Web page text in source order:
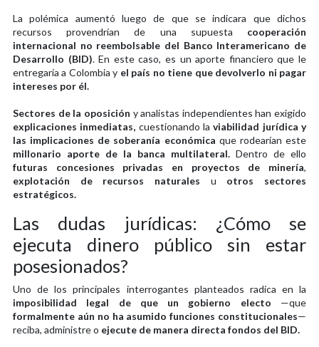
La polémica aumentó luego de que se indicara que dichos
recursos provendrían de una supuesta cooperación
internacional no reembolsable del Banco Interamericano de
Desarrollo (BID). En este caso, es un aporte financiero que le
entregaría a Colombia y el país no tiene que devolverlo ni pagar
intereses por él.
Sectores de la oposición y analistas independientes han exigido
explicaciones inmediatas, cuestionando laviabilidad jurídica y
las implicaciones de soberanía económica que rodearían este
millonario aporte de la banca multilateral. Dentro de ello
futuras concesiones privadas en proyectos de minería,
explotación de recursos naturales u otros sectores
estratégicos.
Las dudas jurídicas: ¿Cómo se
ejecuta dinero público sin estar
posesionados?
Uno de los principales interrogantes planteados radica en la
imposibilidad legal de que un gobierno electo —que
formalmente aún no ha asumido funciones constitucionales—
reciba, administre o ejecute de manera directa fondos del BID.